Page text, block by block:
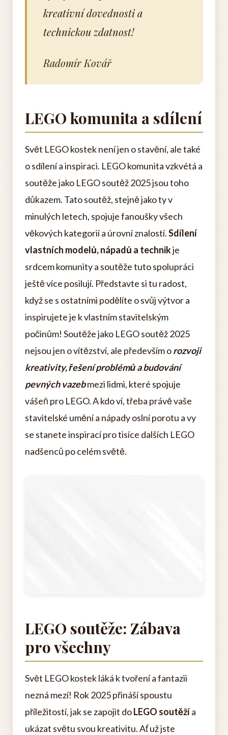
kreativní dovednosti a
technickou zdatnost!
Radomír Kovář
LEGO komunita a sdílení
Svět LEGO kostek není jen o stavění, ale také
o sdílení a inspiraci. LEGO komunita vzkvétá a
soutěže jako LEGO soutěž 2025 jsou toho
důkazem. Tato soutěž, stejně jako ty v
minulých letech, spojuje fanoušky všech
věkových kategorií a úrovní znalostí.Sdílení
vlastních modelů, nápadů a technikje
srdcem komunity a soutěže tuto spolupráci
ještě více posilují. Představte si tu radost,
když se s ostatními podělíte o svůj výtvor a
inspirujete je k vlastním stavitelským
počinům! Soutěže jako LEGO soutěž 2025
nejsou jen o vítězství, ale především orozvoji
kreativity, řešení problémů a budování
pevných vazebmezi lidmi, které spojuje
vášeň pro LEGO. A kdo ví, třeba právě vaše
stavitelské umění a nápady oslní porotu a vy
se stanete inspirací pro tisíce dalších LEGO
nadšenců po celém světě.
LEGO soutěže: Zábava
pro všechny
Svět LEGO kostek láká k tvoření a fantazii
nezná mezí! Rok 2025 přináší spoustu
příležitostí, jak se zapojit doLEGO soutěžía
ukázat světu svou kreativitu. Ať už jste